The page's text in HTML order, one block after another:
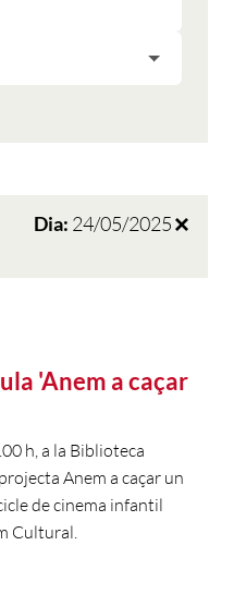
Dia: 24/05/2025
'Anem a caçar
h, a la Biblioteca
Anem a caçar un
de cinema infantil
Cultural.